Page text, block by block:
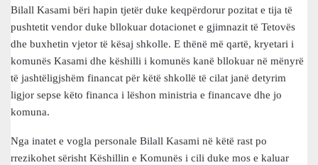
Bilall Kasami bëri hapin tjetër duke keqpërdorur pozitat e tija të
pushtetit vendor duke bllokuar dotacionet e gjimnazit të Tetovës
dhe buxhetin vjetor të kësaj shkolle. E thënë më qartë, kryetari i
komunës Kasami dhe këshilli i komunës kanë bllokuar në mënyrë
të jashtëligjshëm financat për këtë shkollë të cilat janë detyrim
ligjor sepse këto financa i lëshon ministria e financave dhe jo
komuna.
Nga inatet e vogla personale Bilall Kasami në këtë rast po
rrezikohet sërisht Këshillin e Komunës i cili duke mos e kaluar